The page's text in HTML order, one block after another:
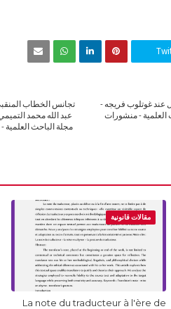
تجانس الخطاب
مجلة الباحث
عند غوتلوب فريجه -
من مجلة الباحث العلمية - منشورات
مقالات قانونية
La note du traducteur à l'ère de